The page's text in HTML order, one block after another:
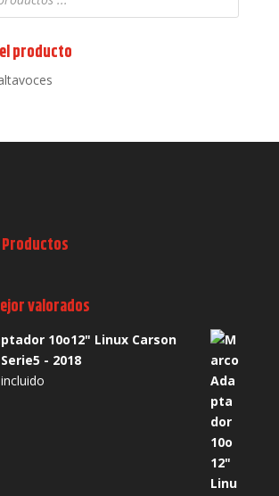
producto
valorados
10o12" Linux Carson
- 2018